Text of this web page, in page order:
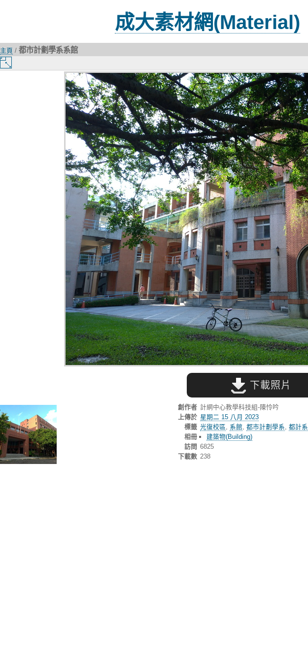
成大素材網(Material)
主頁 / 都市計劃學系系館
片
下載照片
創作者 計網中心教學科技組-陳怜吟
上傳於 星期二 15 八月 2023
標籤 光復校區 系館 都市計劃學系 都計系
相冊
建築物(Building)
訪問 6825
下載數 238